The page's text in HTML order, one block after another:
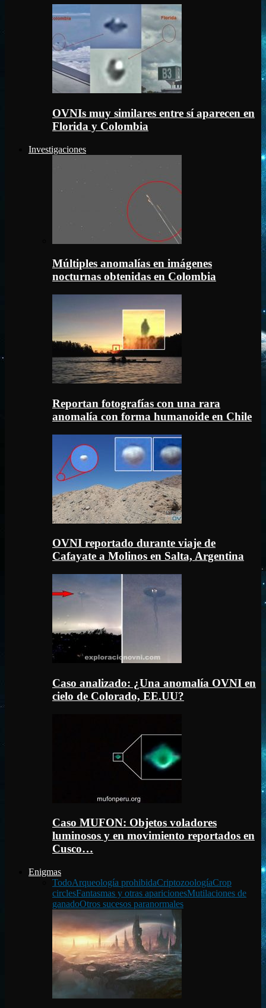
OVNIs muy similares entre sí aparecen en
Florida y Colombia
Investigaciones
Múltiples anomalías en imágenes
nocturnas obtenidas en Colombia
Reportan fotografías con una rara
anomalía con forma humanoide en Chile
OVNI reportado durante viaje de
Cafayate a Molinos en Salta, Argentina
Caso analizado: ¿Una anomalía OVNI en
cielo de Colorado, EE.UU?
Caso MUFON: Objetos voladores
luminosos y en movimiento reportados en
Cusco…
Enigmas
TodoArqueología prohibidaCriptozoologíaCrop
circlesFantasmas y otras aparicionesMutilaciones de
ganadoOtros sucesos paranormales